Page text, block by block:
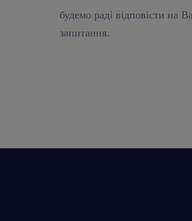
будемо раді відповісти на
запитання.